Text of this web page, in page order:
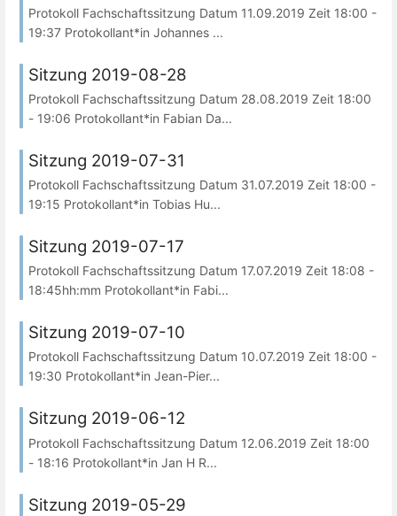
Protokoll Fachschaftssitzung Datum 11.09.2019 Zeit 18:00 -
19:37 Protokollant*in Johannes ...
Sitzung 2019-08-28
Protokoll Fachschaftssitzung Datum 28.08.2019 Zeit 18:00
- 19:06 Protokollant*in Fabian Da...
Sitzung 2019-07-31
Protokoll Fachschaftssitzung Datum 31.07.2019 Zeit 18:00 -
19:15 Protokollant*in Tobias Hu...
Sitzung 2019-07-17
Protokoll Fachschaftssitzung Datum 17.07.2019 Zeit 18:08 -
18:45hh:mm Protokollant*in Fabi...
Sitzung 2019-07-10
Protokoll Fachschaftssitzung Datum 10.07.2019 Zeit 18:00 -
19:30 Protokollant*in Jean-Pier...
Sitzung 2019-06-12
Protokoll Fachschaftssitzung Datum 12.06.2019 Zeit 18:00
- 18:16 Protokollant*in Jan H R...
Sitzung 2019-05-29